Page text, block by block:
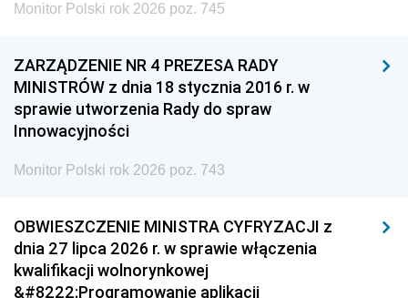
Monitor Polski rok 2026 poz. 745
ZARZĄDZENIE NR 4 PREZESA RADY
MINISTRÓW z dnia 18 stycznia 2016 r. w
sprawie utworzenia Rady do spraw
Innowacyjności
Monitor Polski rok 2026 poz. 743
OBWIESZCZENIE MINISTRA CYFRYZACJI z
dnia 27 lipca 2026 r. w sprawie włączenia
kwalifikacji wolnorynkowej
&#8222;Programowanie aplikacji